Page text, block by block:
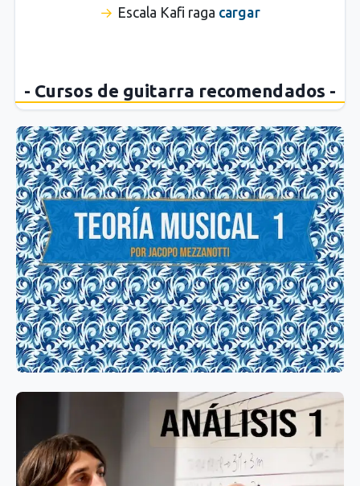
Escala Kafi raga cargar
- Cursos de guitarra recomendados -